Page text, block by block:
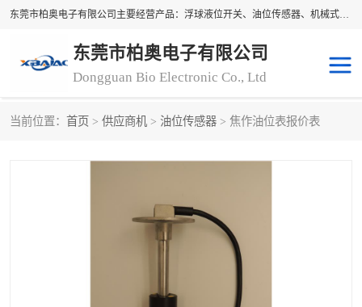
东莞市柏奥电子有限公司主要经营产品：浮球液位开关、油位传感器、机械式油表、浮球液位计、水位控制浮球阀、料位开关，水流开关、油水位控制配套仪表等。柏奥电子，您可信赖的合作伙伴
东莞市柏奥电子有限公司
Dongguan Bio Electronic Co., Ltd
当前位置： 首页 > 供应商机 > 油位传感器 > 焦作油位表报价表
油位表
浮球阀
转速表